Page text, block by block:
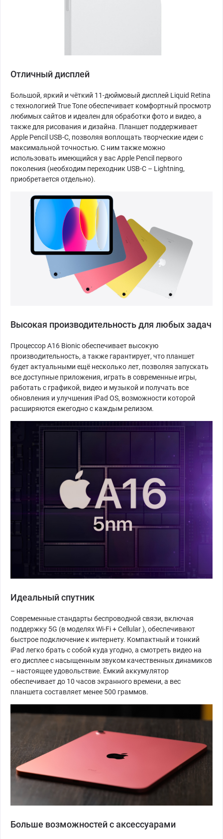
Отличный дисплей
Большой, яркий и чёткий 11-дюймовый дисплей Liquid Retina
с технологией True Tone обеспечивает комфортный просмотр
любимых сайтов и идеален для обработки фото и видео, а
также для рисования и дизайна. Планшет поддерживает
Apple Pencil USB-C, позволяя воплощать творческие идеи с
максимальной точностью. С ним также можно
использовать имеющийся у вас Apple Pencil первого
поколения (необходим переходник USB-C – Lightning,
приобретается отдельно).
Высокая производительность для любых задач
Процессор A16 Bionic обеспечивает высокую
производительность, а также гарантирует, что планшет
будет актуальными ещё несколько лет, позволяя запускать
все доступные приложения, играть в современные игры,
работать с графикой, видео и музыкой и получать все
обновления и улучшения iPad OS, возможности которой
расширяются ежегодно с каждым релизом.
Идеальный спутник
Современные стандарты беспроводной связи, включая
поддержку 5G (в моделях Wi-Fi + Cellular ), обеспечивают
быстрое подключение к интернету. Компактный и тонкий
iPad легко брать с собой куда угодно, а смотреть видео на
его дисплее с насыщенным звуком качественных динамиков
– настоящее удовольствие. Ёмкий аккумулятор
обеспечивает до 10 часов экранного времени, а вес
планшета составляет менее 500 граммов.
Больше возможностей с аксессуарами